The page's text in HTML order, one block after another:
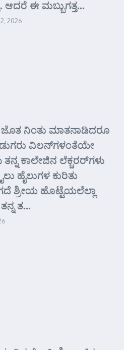
ಆದರೆ ಈ ಮಬ್ಬುಗತ್ತ...
2026
ನಿಂತು ಮಾತನಾಡಿದರೂ
ವಿಲನ್‌ಗಳಂತೆಯೇ
ತನ್ನ ಕಾಲೇಜಿನ ಲೆಕ್ಚರರ್‌ಗಳು
ಹೈಲುಗಳ ಕುರಿತು
ಶ್ರೀಯ ಹೊಟ್ಟೆಯಲೆಲ್ಲಾ
ತ...